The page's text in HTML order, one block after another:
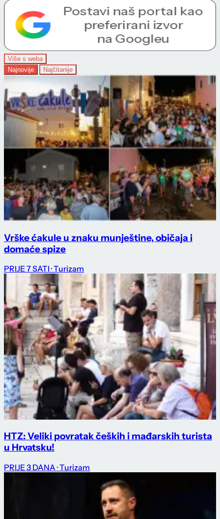
Više s weba
Najnovije
Najčitanije
Vrške ćakule u znaku munještine, običaja i
domaće spize
PRIJE 7 SATI · Turizam
HTZ: Veliki povratak čeških i mađarskih turista
u Hrvatsku!
PRIJE 3 DANA · Turizam